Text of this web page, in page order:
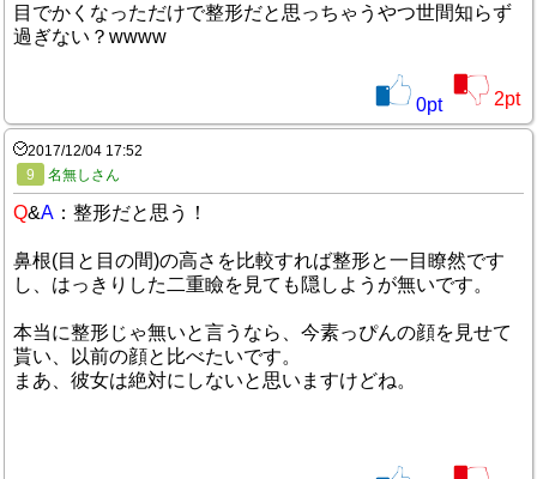
目でかくなっただけで整形だと思っちゃうやつ世間知らず
過ぎない？wwww
0pt 2pt
2017/12/04 17:52
9
名無しさん
Q&A ：整形だと思う！
鼻根(目と目の間)の高さを比較すれば整形と一目瞭然です
し、はっきりした二重瞼を見ても隠しようが無いです。
本当に整形じゃ無いと言うなら、今素っぴんの顔を見せて
貰い、以前の顔と比べたいです。
まあ、彼女は絶対にしないと思いますけどね。